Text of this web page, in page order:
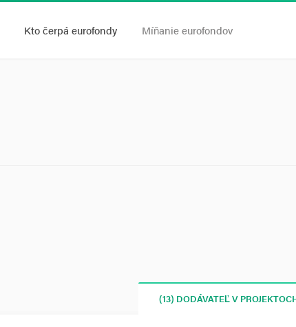
Kto čerpá eurofondy Míňanie eurofondov
(13) DODÁVATEĽ V